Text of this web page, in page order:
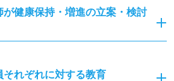
健康保持・増進の立案・検討
れぞれに対する教育